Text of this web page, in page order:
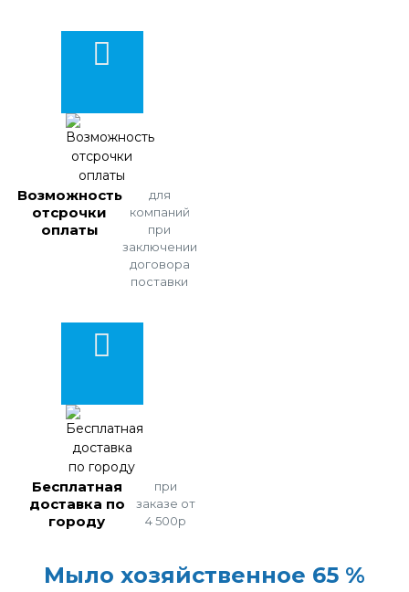
Возможность
отсрочки
оплаты
для
компаний
при
заключении
договора
поставки
Бесплатная
доставка по
городу
при
заказе от
4 500р
Мыло хозяйственное 65 %